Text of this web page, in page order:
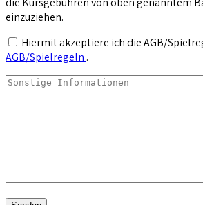
einzuziehen.
Hiermit akzeptiere ich die AGB/
AGB/Spielregeln .